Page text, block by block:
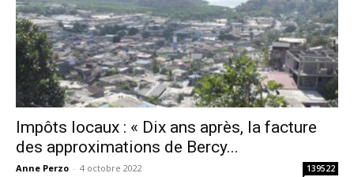
Impôts locaux : « Dix ans après, la facture
des approximations de Bercy...
Anne Perzo - 4 octobre 2022 139522